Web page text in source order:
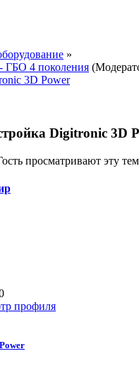
»
ГБО 4 поколения
3D Power
Digitronic 3D
просматривают эту